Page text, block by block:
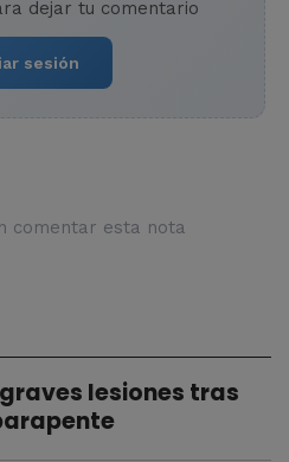
dejar tu comentario
sesión
comentar esta nota
lesiones tras